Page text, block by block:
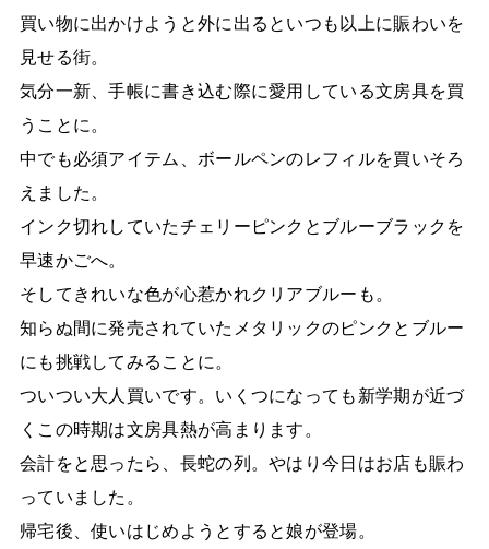
買い物に出かけようと外に出るといつも以上に賑わいを
見せる街。
気分一新、手帳に書き込む際に愛用している文房具を買
うことに。
中でも必須アイテム、ボールペンのレフィルを買いそろ
えました。
インク切れしていたチェリーピンクとブルーブラックを
早速かごへ。
そしてきれいな色が心惹かれクリアブルーも。
知らぬ間に発売されていたメタリックのピンクとブルー
にも挑戦してみることに。
ついつい大人買いです。いくつになっても新学期が近づ
くこの時期は文房具熱が高まります。
会計をと思ったら、長蛇の列。やはり今日はお店も賑わ
っていました。
帰宅後、使いはじめようとすると娘が登場。